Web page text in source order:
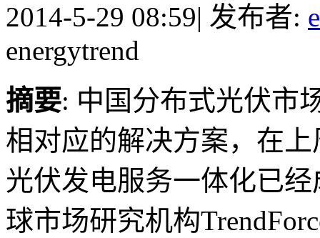
2014-5-29 08:59| 发布者:
energytrend
摘要: 中国分布式光伏市
相对应的解决方案，在
光伏发电服务一体化已
球市场研究机构